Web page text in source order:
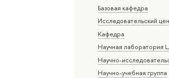
Базовая кафедра
Исследовательский
Кафедра
Научная лаборатория
Научно-
Научно-учебная группа